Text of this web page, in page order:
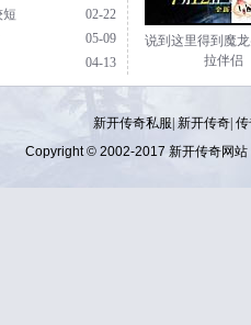
02-22
短
05-09
04-13
说到这里得到魔
拉伴侣
新开传奇私服| 新开传奇|
Copyright © 2002-2017 新开传奇网站